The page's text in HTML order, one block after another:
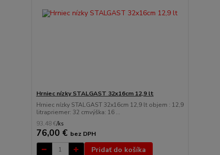
Hrniec nízky STALGAST 32x16cm 12,9 lt
Hrniec nízky STALGAST 32x16cm 12,9 lt objem : 12,9
litrapriemer: 32 cmvýška: 16 ...
93,48 €/ks
76,00 € bez DPH
Pridať do košíka